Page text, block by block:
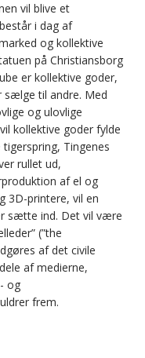
vil blive et
i dag af
og kollektive
på Christiansborg
er kollektive goder,
sælge til andre. Med
og ulovlige
kollektive goder fylde
Tingenes
rullet ud,
af el og
3D-printere, vil en
sætte ind. Det vil være
(”the
af det civile
af medierne,
og
frem.